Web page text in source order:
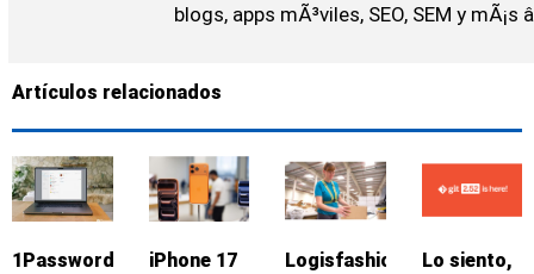
blogs, apps mÃ³viles, SEO, SEM y mÃ¡s
Artículos relacionados
1Password:
iPhone 17
Logisfashion
Lo siento,